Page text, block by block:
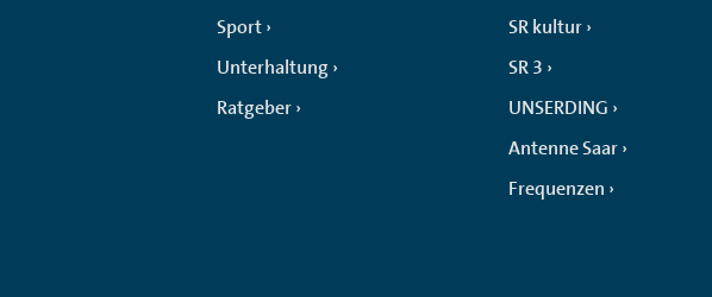
Sport
Unterhaltung
Ratgeber
SR kultur
SR 3
UNSERDING
Antenne Saar
Frequenzen